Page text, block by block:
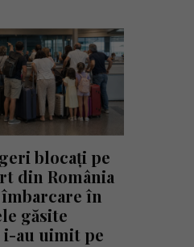
blocați pe
din România
în
găsite
au uimit pe